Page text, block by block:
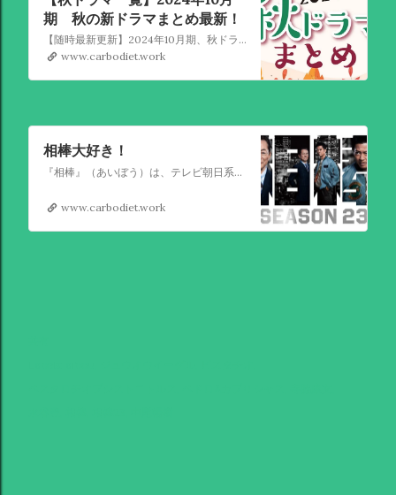
期 秋の新ドラマまとめ最新！
【随時最新更新】2024年10月期、秋ドラマのみどころ、キャスト、スタッフを曜日別でまるごと紹介。最新情報が入り次第、アップデート＆ご案内していきます！
www.carbodiet.work
相棒大好き！
『相棒』（あいぼう）は、テレビ朝日系列で放送されている日本の刑事ドラマシリーズ。 警視庁の変人刑事杉下右京とその相棒たちが数々の犯罪事件を解決していく様子を描く。
www.carbodiet.work